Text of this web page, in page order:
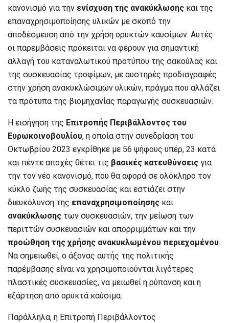
κανονισμό για την ενίσχυση της ανακύκλωσης και της
επαναχρησιμοποίησης υλικών με σκοπό την
αποδέσμευση από την χρήση ορυκτών καυσίμων. Αυτές
οι παρεμβάσεις πρόκειται να φέρουν για σημαντική
αλλαγή του καταναλωτικού προτύπου της σακούλας και
της συσκευασίας τροφίμων, με αυστηρές προδιαγραφές
στην χρήση ανακυκλώσιμων υλικών, πράγμα που αλλάζει
τα πρότυπα της βιομηχανίας παραγωγής συσκευασιών.
Η εισήγηση της Επιτροπής Περιβάλλοντος του
Eυρωκοινοβουλίου, η οποία στην συνεδρίαση του
Οκτωβρίου 2023 εγκρίθηκε με 56 ψήφους υπέρ, 23 κατά
και πέντε αποχές θέτει τις βασικές κατευθύνσεις για
την τον νέο κανονισμό, που θα αφορά σε ολόκληρο τον
κύκλο ζωής της συσκευασίας και εστιάζει στην
διευκόλυνση της επαναχρησιμοποίησης και
ανακύκλωσης των συσκευασιών, την μείωση των
περιττών συσκευασιών και απορριμμάτων και την
προώθηση της χρήσης ανακυκλωμένου περιεχομένου.
Να σημειωθεί, ο άξονας αυτής της πολιτικής
παρέμβασης είναι να χρησιμοποιούνται λιγότερες
πλαστικές συσκευασίες, να μειωθεί η ρύπανση και η
εξάρτηση από ορυκτά καύσιμα.
Παράλληλα, η Επιτροπή Περιβάλλοντος